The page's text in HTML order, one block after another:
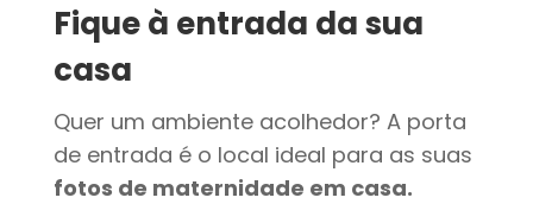
Fique à entrada da sua
casa
Quer um ambiente acolhedor? A porta
de entrada é o local ideal para as suas
fotos de maternidade em casa.